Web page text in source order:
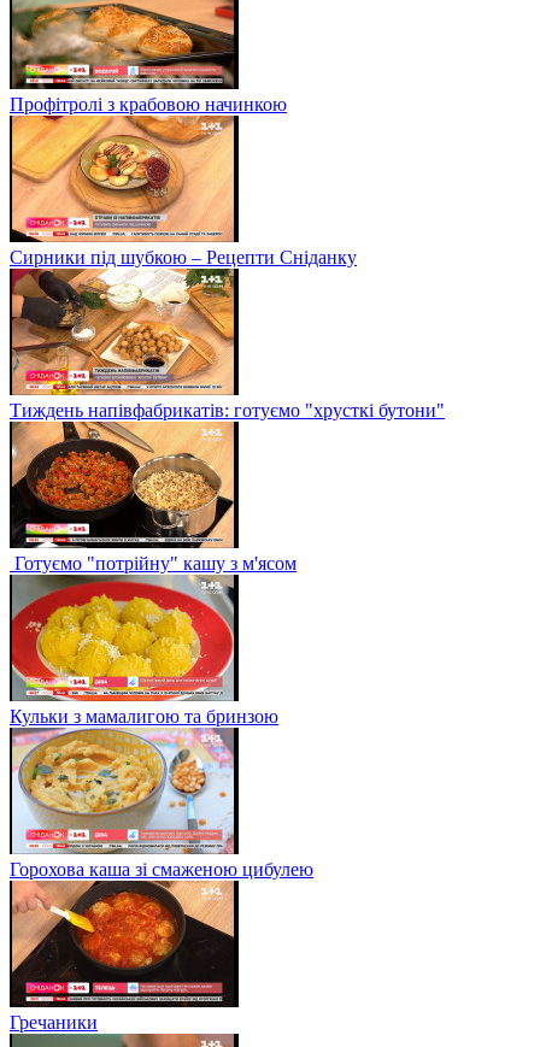
Профітролі з крабовою начинкою
Сирники під шубкою – Рецепти Сніданку
Тиждень напівфабрикатів: готуємо "хрусткі бутони"
Готуємо "потрійну" кашу з м'ясом
Кульки з мамалигою та бринзою
Горохова каша зі смаженою цибулею
Гречаники